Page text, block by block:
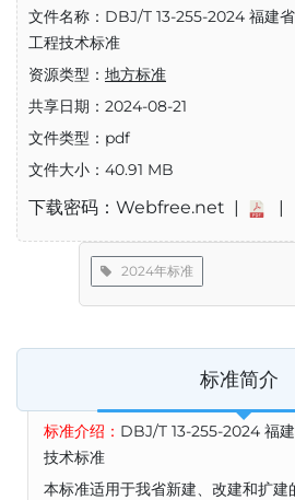
文件名称：DBJ/T 13-255-2024 福建
工程技术标准
资源类型： 地方标准
共享日期：2024-08-21
文件类型：pdf
文件大小：40.91 MB
下载密码：Webfree.net | |
2024年标准
标准简介
标准介绍： DBJ/T 13-255-2024 福
技术标准
本标准适用于我省新建、改建和扩建